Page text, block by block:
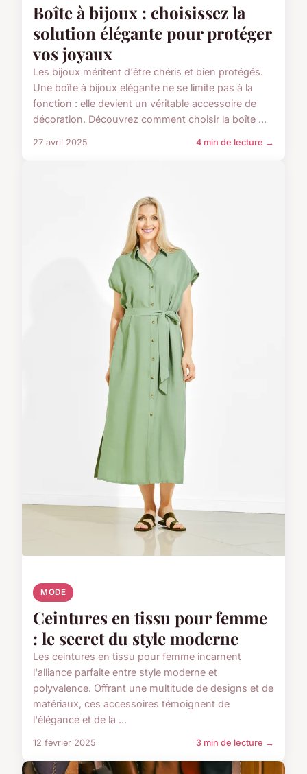
Boîte à bijoux : choisissez la
solution élégante pour protéger
vos joyaux
Les bijoux méritent d'être chéris et bien protégés.
Une boîte à bijoux élégante ne se limite pas à la
fonction : elle devient un véritable accessoire de
décoration. Découvrez comment choisir la boîte ...
27 avril 2025 4 min de lecture →
MODE
Ceintures en tissu pour femme
: le secret du style moderne
Les ceintures en tissu pour femme incarnent
l'alliance parfaite entre style moderne et
polyvalence. Offrant une multitude de designs et de
matériaux, ces accessoires témoignent de
l'élégance et de la ...
12 février 2025 3 min de lecture →